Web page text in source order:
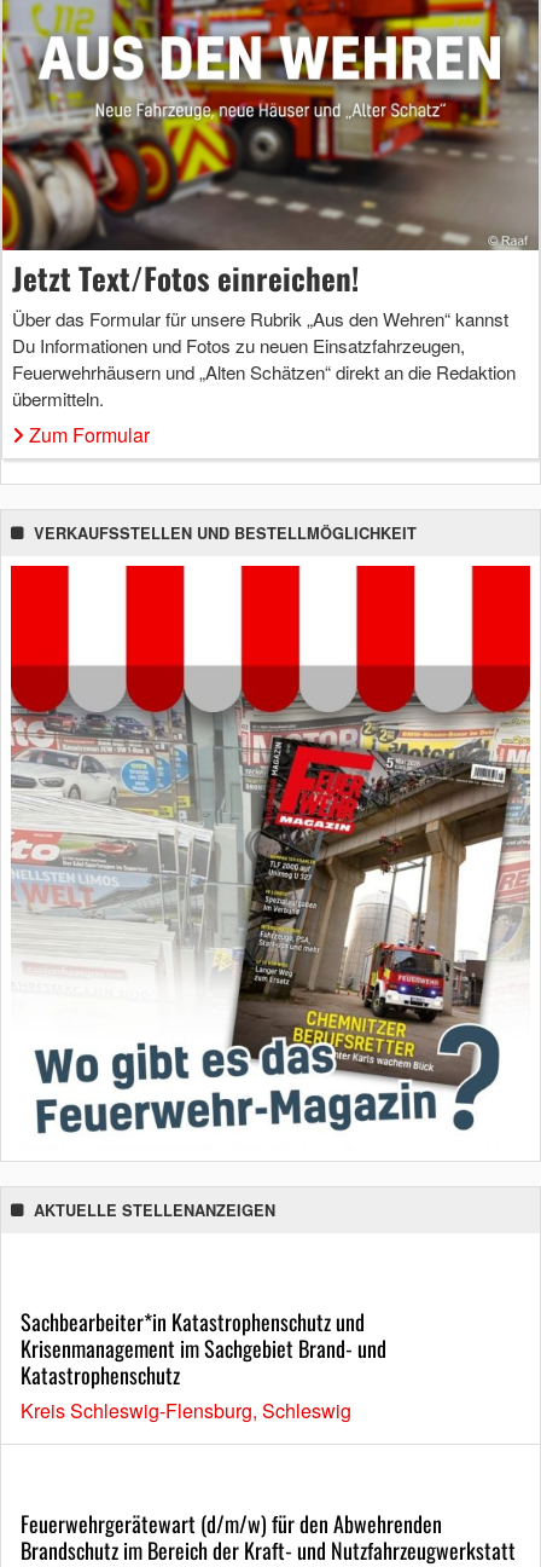
Jetzt Text/Fotos einreichen!
Über das Formular für unsere Rubrik „Aus den Wehren“ kannst
Du Informationen und Fotos zu neuen Einsatzfahrzeugen,
Feuerwehrhäusern und „Alten Schätzen“ direkt an die Redaktion
übermitteln.
Zum Formular
VERKAUFSSTELLEN UND BESTELLMÖGLICHKEIT
AKTUELLE STELLENANZEIGEN
Sachbearbeiter*in Katastrophenschutz und
Krisenmanagement im Sachgebiet Brand- und
Katastrophenschutz
Kreis Schleswig-Flensburg, Schleswig
Feuerwehrgerätewart (d/m/w) für den Abwehrenden
Brandschutz im Bereich der Kraft- und Nutzfahrzeugwerkstatt